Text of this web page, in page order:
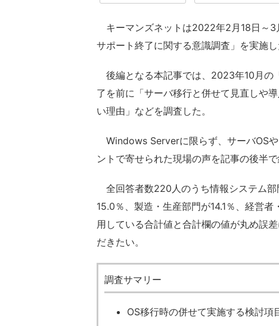
キーマンズネットは2022年2月18日～
サポート終了に関する意識調査」を実施し
後編となる本記事では、2023年10月の
了を前に「サーバ移行と併せて見直しや
い理由」などを調査した。
Windows Serverに限らず、サーバOS
ントで寄せられた現場の声を記事の後半で
全回答者数220人のうち情報システム
15.0％、製造・生産部門が14.1％、経営
用している合計値と合計欄の値が丸め誤
だきたい。
調査サマリー
OS移行時の併せて実施する検討項